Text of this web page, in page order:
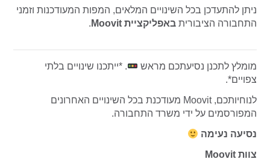
ניתן להתעדכן בכל השינויים המלאים, המפות המעודכנות וזמני
התחבורה הציבורית באפליקציית Moovit .
מומלץ לתכנן נסיעתכם מראש
. *ייתכנו שינויים בלתי
צפויים*.
לנוחיותכם, Moovit מעודכנת בכל השינויים האחרונים
המפורסמים על ידי משרד התחבורה.
נסיעה נעימה
צוות Moovit